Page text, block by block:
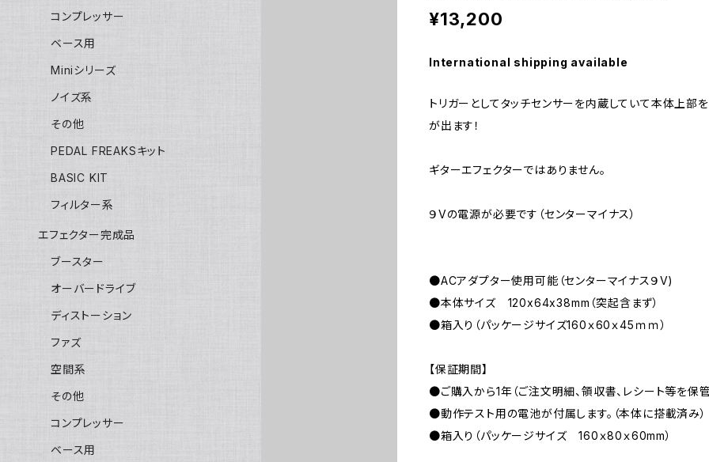
¥13,200
International shipping available
トリガーとしてタッチセンサーを内蔵していて本体上部を
が出ます！
ギターエフェクターではありません。
９Vの電源が必要です（センターマイナス）
●ACアダプター使用可能（センターマイナス９V)
●本体サイズ 120x64x38mm（突起含まず）
●箱入り（パッケージサイズ160ｘ60ｘ45ｍｍ）
【保証期間】
●ご購入から1年（ご注文明細、領収書、レシート等を保管
●動作テスト用の電池が付属します。（本体に搭載済み）
●箱入り（パッケージサイズ 160ｘ80ｘ60mm）
コンプレッサー
ベース用
Miniシリーズ
ノイズ系
その他
PEDAL FREAKSキット
BASIC KIT
フィルター系
エフェクター完成品
ブースター
オーバードライブ
ディストーション
ファズ
空間系
その他
コンプレッサー
ベース用